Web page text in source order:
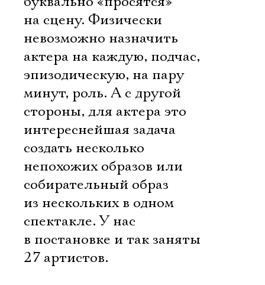
на сцену. Физически
невозможно назначить
актера на каждую, подчас,
эпизодическую, на пару
минут, роль. А с другой
стороны, для актера это
интереснейшая задача 
создать несколько
непохожих образов или
собирательный образ
из нескольких в одном
спектакле. У нас
в постановке и так заняты
27 артистов.